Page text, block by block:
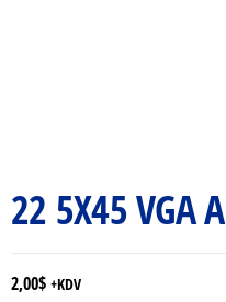
22 5X45 VGA
2,00$ +KDV